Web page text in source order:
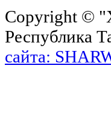
Copyright ©
Республика
сайта: